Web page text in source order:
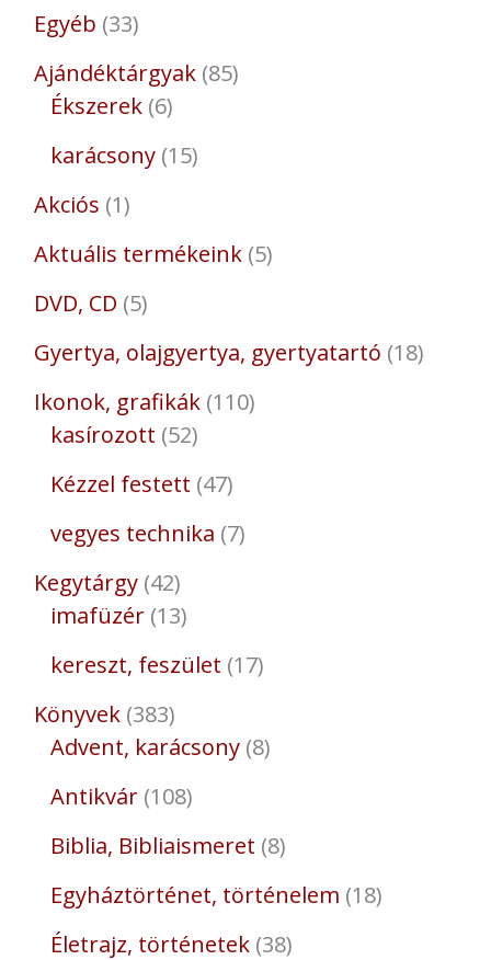
Egyéb 33
Ajándéktárgyak 85
Ékszerek 6
karácsony 15
Akciós 1
Aktuális termékeink 5
DVD, CD 5
Gyertya, olajgyertya, gyertyatartó 18
Ikonok, grafikák 110
kasírozott 52
Kézzel festett 47
vegyes technika 7
Kegytárgy 42
imafüzér 13
kereszt, feszület 17
Könyvek 383
Advent, karácsony 8
Antikvár 108
Biblia, Bibliaismeret 8
Egyháztörténet, történelem 18
Életrajz, történetek 38